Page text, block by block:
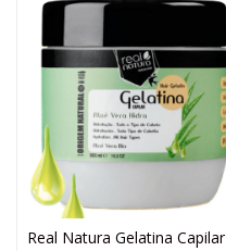
Real Natura Gelatina Capilar